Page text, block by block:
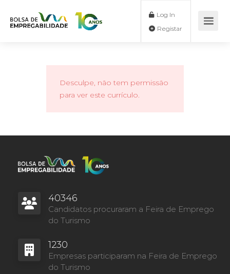
Log In
Desculpe, não tem permissão
para ver este currículo.
40346
Candidatos procuraram a Feira de Emprego
do Turismo
1230
Empresas participaram na Feira de Emprego
do Turismo